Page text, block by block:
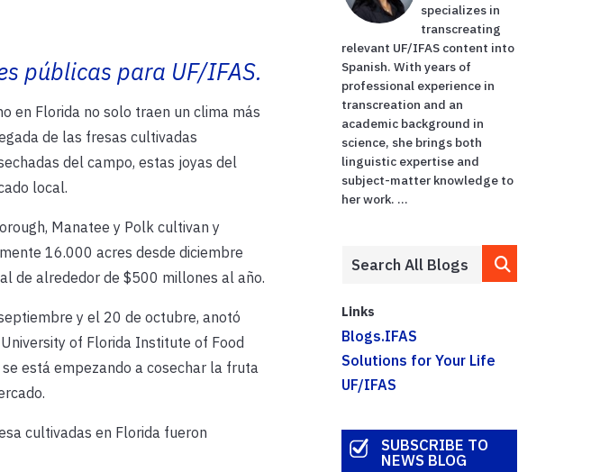
públicas para UF/IFAS.
en Florida no solo traen un clima más
de las fresas cultivadas
del campo, estas joyas del
local.
Manatee y Polk cultivan y
16.000 acres desde diciembre
de alrededor de $500 millones al año.
y el 20 de octubre, anotó
of Florida Institute of Food
está empezando a cosechar la fruta
cultivadas en Florida fueron
specializes in
transcreating
relevant UF/IFAS content into
Spanish. With years of
professional experience in
transcreation and an
academic background in
science, she brings both
linguistic expertise and
subject-matter knowledge to
her work. ...
Links
Blogs.IFAS
Solutions for Your Life
UF/IFAS
SUBSCRIBE TO
NEWS BLOG